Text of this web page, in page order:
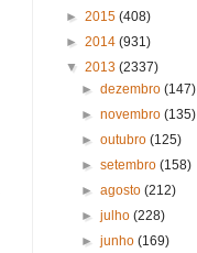
► 2015 (408)
► 2014 (931)
▼ 2013 (2337)
►dezembro(147)
►novembro(135)
►outubro(125)
►setembro(158)
►agosto(212)
►julho(228)
►junho(169)